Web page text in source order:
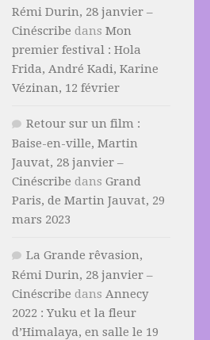
Rémi Durin, 28 janvier –
Cinéscribe dans Mon
premier festival : Hola
Frida, André Kadi, Karine
Vézinan, 12 février
Retour sur un film :
Baise-en-ville, Martin
Jauvat, 28 janvier –
Cinéscribe dans Grand
Paris, de Martin Jauvat, 29
mars 2023
La Grande rêvasion,
Rémi Durin, 28 janvier –
Cinéscribe dans Annecy
2022 : Yuku et la fleur
d’Himalaya, en salle le 19